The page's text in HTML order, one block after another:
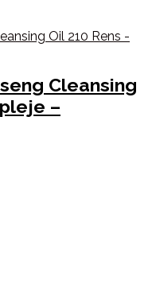
Cleansing
–